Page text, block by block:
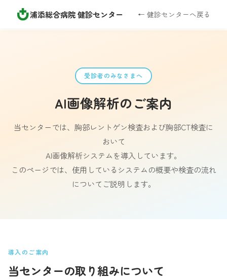
浦添総合病院 健診センター ← 健診センターへ戻る
受診者のみなさまへ
AI画像解析のご案内
当センターでは、胸部レントゲン検査および胸部CT検査に
おいて
AI画像解析システムを導入しています。
このページでは、使用しているシステムの概要や検査の流れ
についてご説明します。
導入のご案内
当センターの取り組みについて